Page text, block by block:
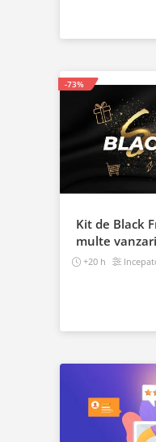
Kit de Black
multe
Curs Video
+20 h
-73%